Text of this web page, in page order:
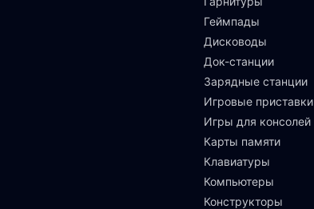
Геймпады
Дисководы
Док-станции
Зарядные станции
Игровые приставки
Игры для консолей
Карты памяти
Клавиатуры
Компьютеры
Конструкторы